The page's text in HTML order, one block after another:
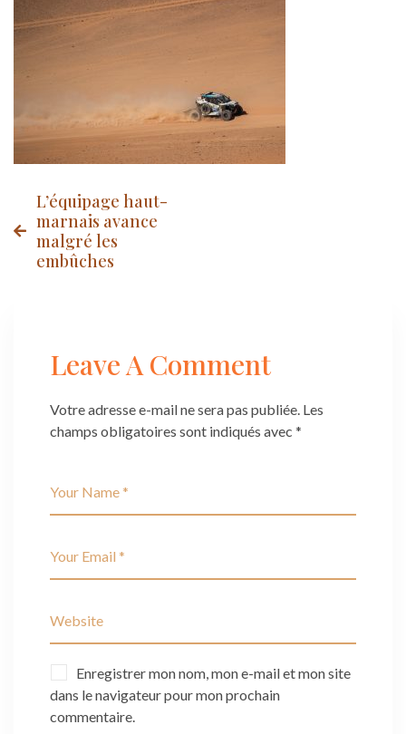
Post
navigation
L’équipage haut-
marnais avance
malgré les
embûches
Leave A Comment
Votre adresse e-mail ne sera pas publiée. Les
champs obligatoires sont indiqués avec *
Enregistrer mon nom, mon e-mail et mon site
dans le navigateur pour mon prochain
commentaire.